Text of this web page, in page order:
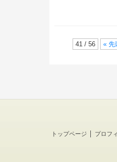
41 / 56 « 先
トップページ プロフ